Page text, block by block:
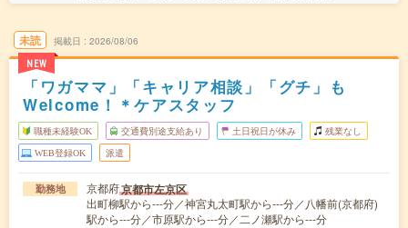
未読
NEW
掲載日 2026/08/06
「ワガママ」「キャリア相談」「グチ」も
Welcome！＊ケアスタッフ
職種未経験OK 交通費別途支給あり 土日祝日が休み 残業なし
WEB登録OK 派遣
勤務地 京都府京都市左京区
出町柳駅から---分／神宮丸太町駅から---分／八幡前(京都府)
駅から---分／市原駅から---分／二ノ瀬駅から---分